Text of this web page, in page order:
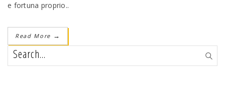
e fortuna proprio..
Read More →